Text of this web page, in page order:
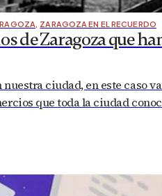
, ZARAGOZA EN EL RECUERDO
de Zaragoza que
ciudad, en este caso
que toda la ciudad